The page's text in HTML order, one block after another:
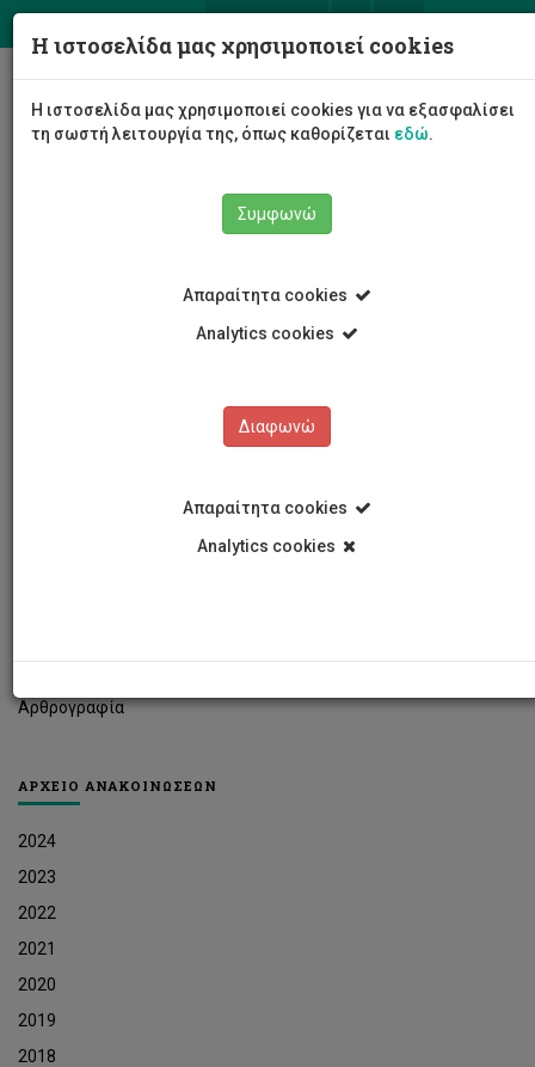
Αρθρογραφία
ΑΡΧΕΙΟ ΑΝΑΚΟΙΝΩΣΕΩΝ
2024
2023
2022
2021
2020
2019
2018
Η ιστοσελίδα μας χρησιμοποιεί cookies
Η ιστοσελίδα μας χρησιμοποιεί cookies για να εξασφαλίσει
τη σωστή λειτουργία της, όπως καθορίζεται εδώ.
Συμφωνώ
Απαραίτητα cookies
Analytics cookies
Διαφωνώ
Απαραίτητα cookies
Analytics cookies